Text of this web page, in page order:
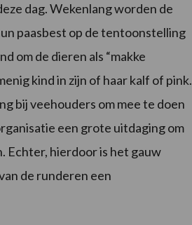
dag. Wekenlang worden de
paasbest op de tentoonstelling
om de dieren als “makke
kind in zijn of haar kalf of pink.
bij veehouders om mee te doen
een grote uitdaging om
Echter, hierdoor is het gauw
de runderen een